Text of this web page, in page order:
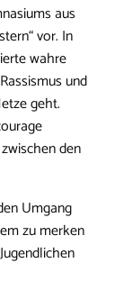
aus
vor. In
wahre
und
geht.
den
Umgang
zu merken